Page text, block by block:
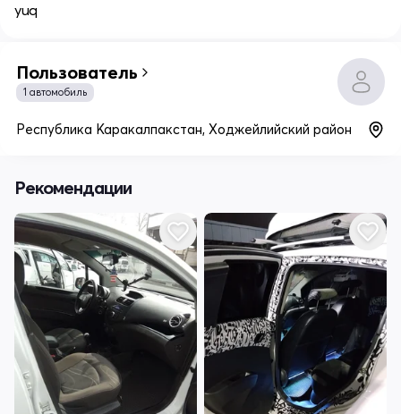
yuq
Пользователь
1 автомобиль
Республика Каракалпакстан, Ходжейлийский район
Рекомендации